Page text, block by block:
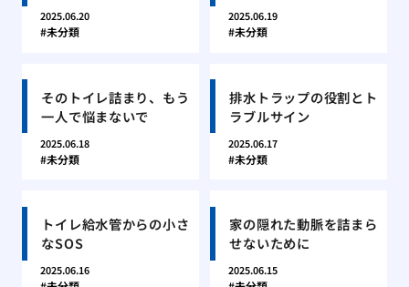
2025.06.20
未分類
2025.06.19
未分類
そのトイレ詰まり、もう
一人で悩まないで
2025.06.18
未分類
排水トラップの役割とト
ラブルサイン
2025.06.17
未分類
トイレ給水管からの小さ
なSOS
2025.06.16
家の隠れた動脈を詰まら
せないために
2025.06.15